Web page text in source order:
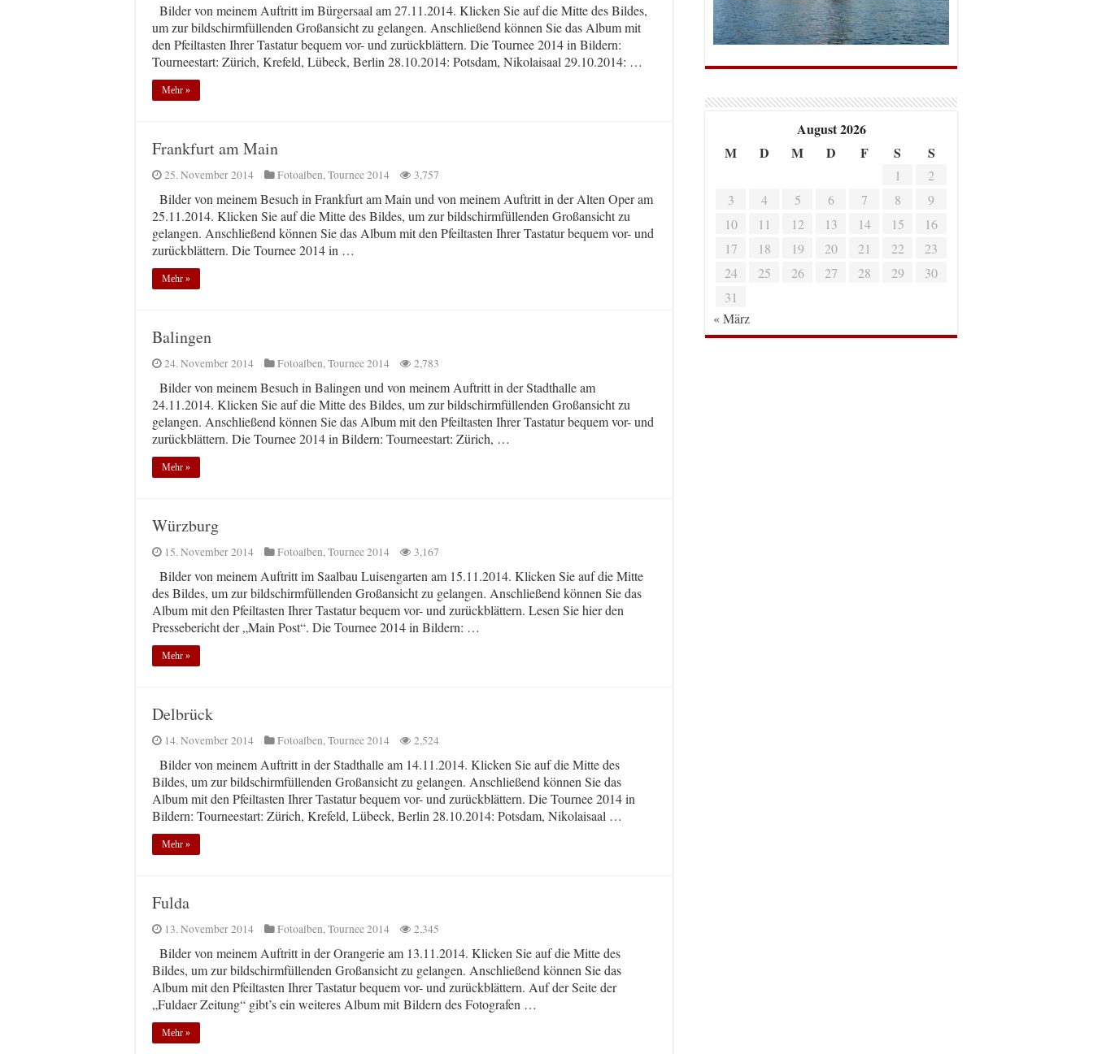
Bilder von meinem Auftritt im Bürgersaal am 27.11.2014. Klicken Sie auf die Mitte des Bildes,
um zur bildschirmfüllenden Großansicht zu gelangen. Anschließend können Sie das Album mit
den Pfeiltasten Ihrer Tastatur bequem vor- und zurückblättern. Die Tournee 2014 in Bildern:
Tourneestart: Zürich, Krefeld, Lübeck, Berlin 28.10.2014: Potsdam, Nikolaisaal 29.10.2014: …
Mehr »
Frankfurt am Main
25. November 2014 Fotoalben,Tournee 2014 3,757
Bilder von meinem Besuch in Frankfurt am Main und von meinem Auftritt in der Alten Oper am
25.11.2014. Klicken Sie auf die Mitte des Bildes, um zur bildschirmfüllenden Großansicht zu
gelangen. Anschließend können Sie das Album mit den Pfeiltasten Ihrer Tastatur bequem vor- und
zurückblättern. Die Tournee 2014 in …
Mehr »
Balingen
24. November 2014 Fotoalben,Tournee 2014 2,783
Bilder von meinem Besuch in Balingen und von meinem Auftritt in der Stadthalle am
24.11.2014. Klicken Sie auf die Mitte des Bildes, um zur bildschirmfüllenden Großansicht zu
gelangen. Anschließend können Sie das Album mit den Pfeiltasten Ihrer Tastatur bequem vor- und
zurückblättern. Die Tournee 2014 in Bildern: Tourneestart: Zürich, …
Mehr »
Würzburg
15. November 2014 Fotoalben,Tournee 2014 3,167
Bilder von meinem Auftritt im Saalbau Luisengarten am 15.11.2014. Klicken Sie auf die Mitte
des Bildes, um zur bildschirmfüllenden Großansicht zu gelangen. Anschließend können Sie das
Album mit den Pfeiltasten Ihrer Tastatur bequem vor- und zurückblättern. Lesen Sie hier den
Pressebericht der „Main Post“. Die Tournee 2014 in Bildern: …
Mehr »
Delbrück
14. November 2014 Fotoalben,Tournee 2014 2,524
Bilder von meinem Auftritt in der Stadthalle am 14.11.2014. Klicken Sie auf die Mitte des
Bildes, um zur bildschirmfüllenden Großansicht zu gelangen. Anschließend können Sie das
Album mit den Pfeiltasten Ihrer Tastatur bequem vor- und zurückblättern. Die Tournee 2014 in
Bildern: Tourneestart: Zürich, Krefeld, Lübeck, Berlin 28.10.2014: Potsdam, Nikolaisaal …
Mehr »
Fulda
13. November 2014 Fotoalben,Tournee 2014 2,345
Bilder von meinem Auftritt in der Orangerie am 13.11.2014. Klicken Sie auf die Mitte des
Bildes, um zur bildschirmfüllenden Großansicht zu gelangen. Anschließend können Sie das
Album mit den Pfeiltasten Ihrer Tastatur bequem vor- und zurückblättern. Auf der Seite der
„Fuldaer Zeitung“ gibt’s ein weiteres Album mit Bildern des Fotografen …
Mehr »
August 2026
M
D M D F S S
1
2
3
4 5 6 7 8
9
10
11 12 13 14 15
16
17
18 19 20 21 22
23
24
25 26 27 28 29
30
31
« März